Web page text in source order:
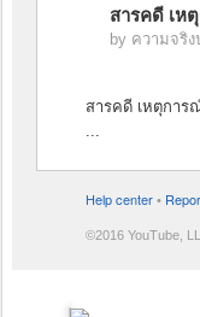
สารคดี เห
by ความจริง
สารคดี เหตุการ
...
Help center •
©2016 YouTube,